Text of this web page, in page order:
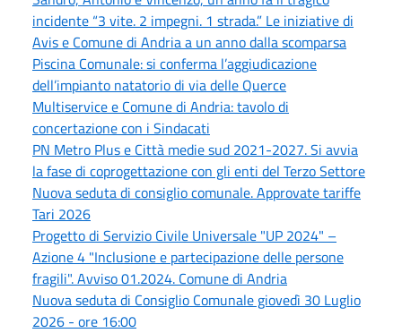
incidente “3 vite. 2 impegni. 1 strada.” Le iniziative di
Avis e Comune di Andria a un anno dalla scomparsa
Piscina Comunale: si conferma l’aggiudicazione
dell’impianto natatorio di via delle Querce
Multiservice e Comune di Andria: tavolo di
concertazione con i Sindacati
PN Metro Plus e Città medie sud 2021-2027. Si avvia
la fase di coprogettazione con gli enti del Terzo Settore
Nuova seduta di consiglio comunale. Approvate tariffe
Tari 2026
Progetto di Servizio Civile Universale "UP 2024" –
Azione 4 "Inclusione e partecipazione delle persone
fragili". Avviso 01.2024. Comune di Andria
Nuova seduta di Consiglio Comunale giovedì 30 Luglio
2026 - ore 16:00